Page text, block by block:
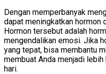
Dengan memperbanyak
dapat meningkatkan hormon
Hormon tersebut adalah
mengendalikan emosi. Jika
yang tepat, bisa membantu
membuat Anda menjadi
hari.